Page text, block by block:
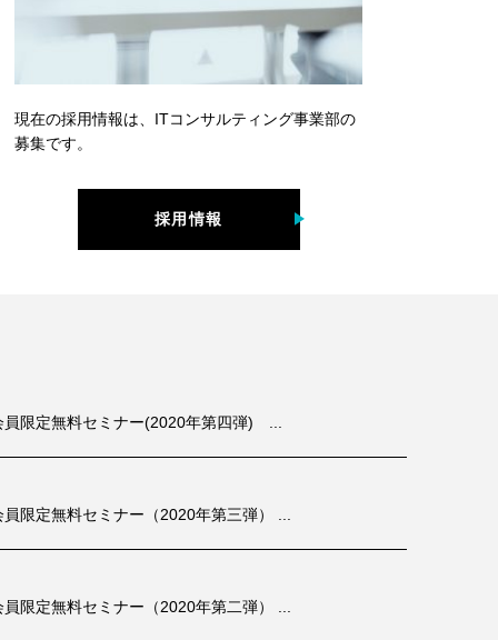
現在の採用情報は、ITコンサルティング事業部の
募集です。
採用情報
員限定無料セミナー(2020年第四弾) ...
限定無料セミナー（2020年第三弾） ...
限定無料セミナー（2020年第二弾） ...